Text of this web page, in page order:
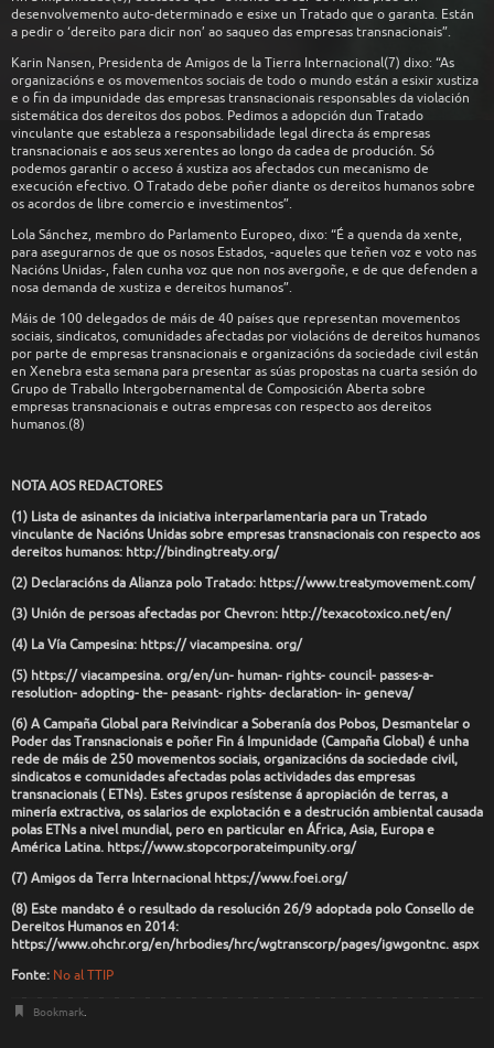
desenvolvemento auto-determinado e esixe un Tratado que o garanta. Están
a pedir o ‘dereito para dicir non’ ao saqueo das empresas transnacionais”.
Karin Nansen, Presidenta de Amigos de la Tierra Internacional(7) dixo: “As
organizacións e os movementos sociais de todo o mundo están a esixir xustiza
e o fin da impunidade das empresas transnacionais responsables da violación
sistemática dos dereitos dos pobos. Pedimos a adopción dun Tratado
vinculante que estableza a responsabilidade legal directa ás empresas
transnacionais e aos seus xerentes ao longo da cadea de produción. Só
podemos garantir o acceso á xustiza aos afectados cun mecanismo de
execución efectivo. O Tratado debe poñer diante os dereitos humanos sobre
os acordos de libre comercio e investimentos”.
Lola Sánchez, membro do Parlamento Europeo, dixo: “É a quenda da xente,
para asegurarnos de que os nosos Estados, -aqueles que teñen voz e voto nas
Nacións Unidas-, falen cunha voz que non nos avergoñe, e de que defenden a
nosa demanda de xustiza e dereitos humanos”.
Máis de 100 delegados de máis de 40 países que representan movementos
sociais, sindicatos, comunidades afectadas por violacións de dereitos humanos
por parte de empresas transnacionais e organizacións da sociedade civil están
en Xenebra esta semana para presentar as súas propostas na cuarta sesión do
Grupo de Traballo Intergobernamental de Composición Aberta sobre
empresas transnacionais e outras empresas con respecto aos dereitos
humanos.(8)
NOTA AOS REDACTORES
(1) Lista de asinantes da iniciativa interparlamentaria para un Tratado
vinculante de Nacións Unidas sobre empresas transnacionais con respecto aos
dereitos humanos: http://bindingtreaty.org/
(2) Declaracións da Alianza polo Tratado: https://www.treatymovement.com/
(3) Unión de persoas afectadas por Chevron: http://texacotoxico.net/en/
(4) La Vía Campesina: https:// viacampesina. org/
(5) https:// viacampesina. org/en/un- human- rights- council- passes-a-
resolution- adopting- the- peasant- rights- declaration- in- geneva/
(6) A Campaña Global para Reivindicar a Soberanía dos Pobos, Desmantelar o
Poder das Transnacionais e poñer Fin á Impunidade (Campaña Global) é unha
rede de máis de 250 movementos sociais, organizacións da sociedade civil,
sindicatos e comunidades afectadas polas actividades das empresas
transnacionais ( ETNs). Estes grupos resístense á apropiación de terras, a
minería extractiva, os salarios de explotación e a destrución ambiental causada
polas ETNs a nivel mundial, pero en particular en África, Asia, Europa e
América Latina. https://www.stopcorporateimpunity.org/
(7) Amigos da Terra Internacional https://www.foei.org/
(8) Este mandato é o resultado da resolución 26/9 adoptada polo Consello de
Dereitos Humanos en 2014:
https://www.ohchr.org/en/hrbodies/hrc/wgtranscorp/pages/igwgontnc. aspx
Fonte: No al TTIP
Bookmark.